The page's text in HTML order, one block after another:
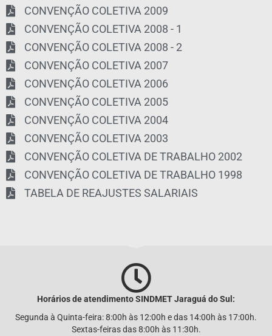
CONVENÇÃO COLETIVA 2009
CONVENÇÃO COLETIVA 2008 - 1
CONVENÇÃO COLETIVA 2008 - 2
CONVENÇÃO COLETIVA 2007
CONVENÇÃO COLETIVA 2006
CONVENÇÃO COLETIVA 2005
CONVENÇÃO COLETIVA 2004
CONVENÇÃO COLETIVA 2003
CONVENÇÃO COLETIVA DE TRABALHO 2002
CONVENÇÃO COLETIVA DE TRABALHO 1998
TABELA DE REAJUSTES SALARIAIS
Horários de atendimento SINDMETJaraguá do Sul:
Segunda à Quinta-feira: 8:00h às 12:00h e das 14:00h às 17:00h.
Sextas-feiras das 8:00h às 11:30h.